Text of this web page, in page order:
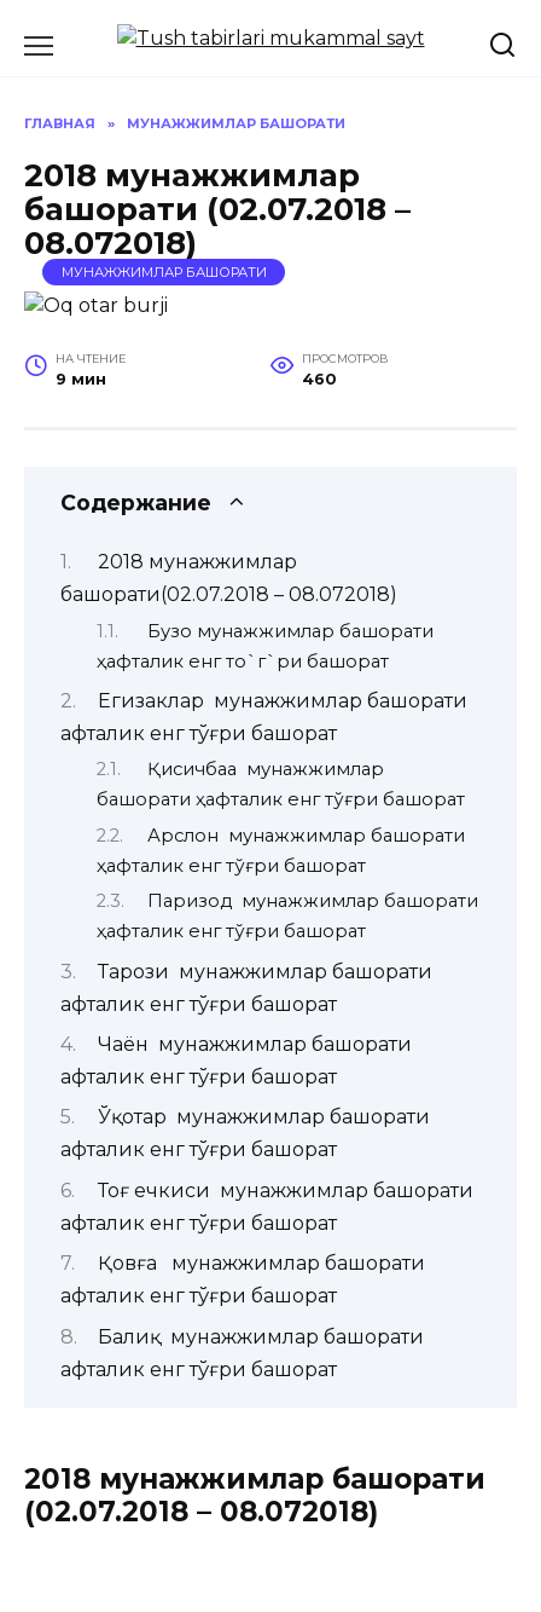
ГЛАВНАЯ » МУНАЖЖИМЛАР БАШОРАТИ
2018 мунажжимлар
башорати (02.07.2018 –
08.072018)
МУНАЖЖИМЛАР БАШОРАТИ
НА ЧТЕНИЕ
9 мин
ПРОСМОТРОВ
460
Содержание
2018 мунажжимлар
башорати(02.07.2018 – 08.072018)
Бузоқ мунажжимлар башорати
ҳафталик енг то`г`ри башорат
Егизаклар мунажжимлар башорати
ҳафталик енг тўғри башорат
Қисқичбақа мунажжимлар
башорати ҳафталик енг тўғри башорат
Арслон мунажжимлар башорати
ҳафталик енг тўғри башорат
Паризод мунажжимлар башорати
ҳафталик енг тўғри башорат
Тарози мунажжимлар башорати
ҳафталик енг тўғри башорат
Чаён мунажжимлар башорати
ҳафталик енг тўғри башорат
Ўқотар мунажжимлар башорати
ҳафталик енг тўғри башорат
Тоғ ечкиси мунажжимлар башорати
ҳафталик енг тўғри башорат
Қовға мунажжимлар башорати
ҳафталик енг тўғри башорат
Балиқ мунажжимлар башорати
ҳафталик енг тўғри башорат
2018 мунажжимлар башорати
(02.07.2018 – 08.072018)